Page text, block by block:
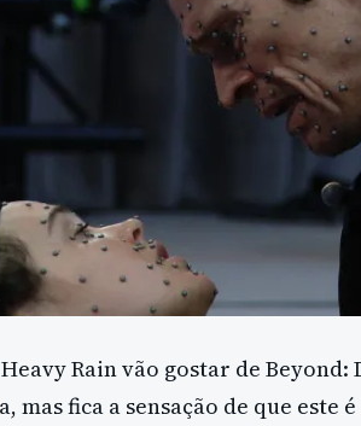
Rain vão gostar de Beyond:
mas fica a sensação de que este